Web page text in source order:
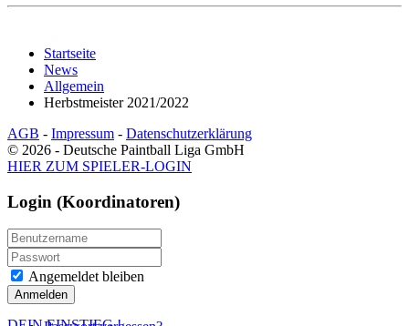
Startseite
News
Allgemein
Herbstmeister 2021/2022
AGB - Impressum - Datenschutzerklärung
© 2026 - Deutsche Paintball Liga GmbH
HIER ZUM SPIELER-LOGIN
Login (Koordinatoren)
Angemeldet bleiben
Anmelden